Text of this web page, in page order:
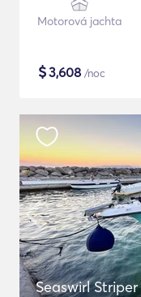
Motorová jachta
$3,608 /noc
Seaswirl Striper